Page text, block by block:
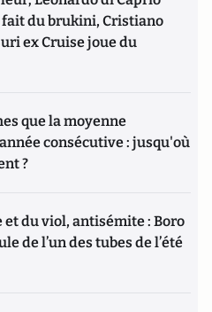
du brukini, Cristiano
ex Cruise joue du
que la moyenne
consécutive : jusqu'où
?
du viol, antisémite : Boro
de l’un des tubes de l’été